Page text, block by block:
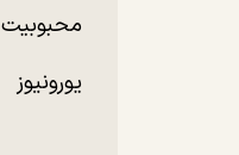
محبوبیت
یورونیوز